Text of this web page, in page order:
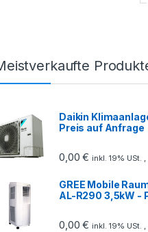
Daikin
Preis auf Anfrage
0,00€ inkl. 19% USt.
GREE Mobile
AL-R290 3,5kW -
0,00€ inkl. 19% USt.